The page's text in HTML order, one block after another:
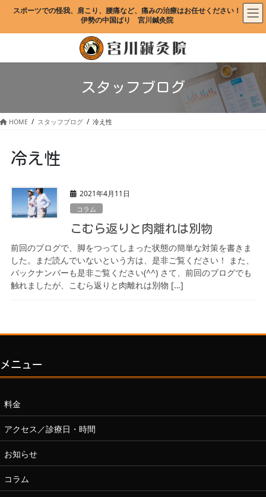
テ
ゲ
動
スポーツでの怪我、肩こり、腰痛など、痛みの治療はお任せください！
伊勢の中国ばり　宮川鍼灸院
スタッフブログ
HOME スタッフブログ 冷え性
冷え性
2021年4月11日
コラム
こむら返りと肉離れは別物
前回のブログで、脚をつってしまった状態の簡単な対策を書きま
した。まだ読んでいないという方は、是非ご覧ください！ また、
バックナンバーも是非ご覧ください(^^) さて、前回のブログでも
触れましたが、こむら返りと肉離れは別物 […]
メニュー
料金
アクセス／診療日・時間
お知らせ
コラム